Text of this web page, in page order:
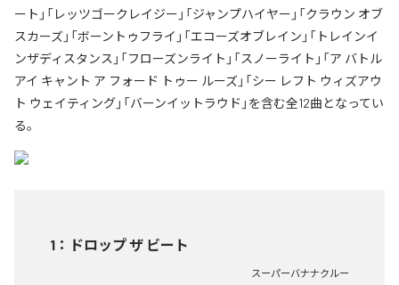
ート」「レッツゴークレイジー」「ジャンプハイヤー」「クラウン オブ
スカーズ」「ボーントゥフライ」「エコーズオブレイン」「トレインイ
ンザディスタンス」「フローズンライト」「スノーライト」「ア バトル
アイ キャント ア フォード トゥー ルーズ」「シー レフト ウィズアウ
ト ウェイティング」「バーンイットラウド」を含む全12曲となってい
る。
1 ： ドロップ ザ ビート
スーパーバナナクルー